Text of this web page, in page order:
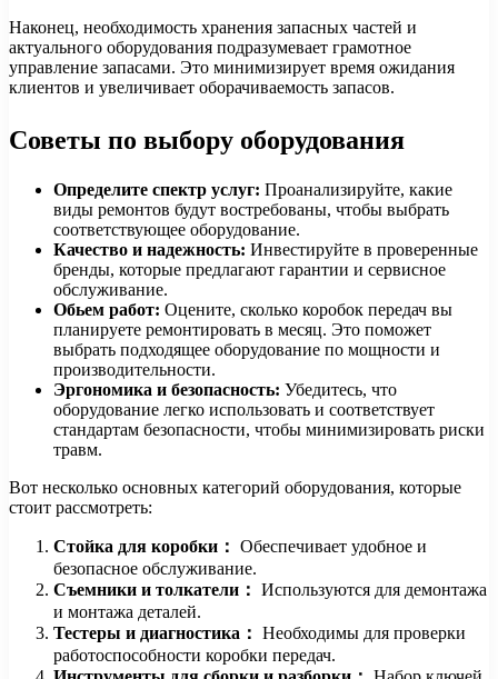
Наконец, необходимость хранения запасных частей и
актуального оборудования подразумевает грамотное
управление запасами. Это минимизирует время ожидания
клиентов и увеличивает оборачиваемость запасов.
Советы по выбору оборудования
Определите спектр услуг: Проанализируйте, какие
виды ремонтов будут востребованы, чтобы выбрать
соответствующее оборудование.
Качество и надежность: Инвестируйте в проверенные
бренды, которые предлагают гарантии и сервисное
обслуживание.
Обьем работ: Оцените, сколько коробок передач вы
планируете ремонтировать в месяц. Это поможет
выбрать подходящее оборудование по мощности и
производительности.
Эргономика и безопасность: Убедитесь, что
оборудование легко использовать и соответствует
стандартам безопасности, чтобы минимизировать риски
травм.
Вот несколько основных категорий оборудования, которые
стоит рассмотреть:
Стойка для коробки： Обеспечивает удобное и
безопасное обслуживание.
Съемники и толкатели： Используются для демонтажа
и монтажа деталей.
Тестеры и диагностика： Необходимы для проверки
работоспособности коробки передач.